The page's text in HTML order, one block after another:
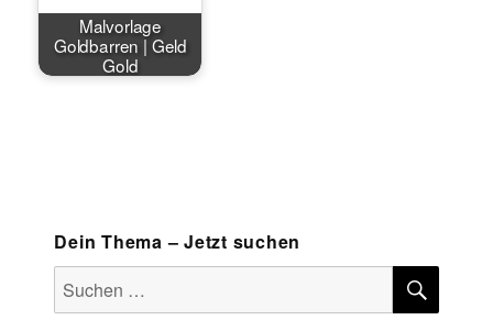
Malvorlage
Goldbarren | Geld
Gold
Dein Thema – Jetzt suchen
Suchen
nach: